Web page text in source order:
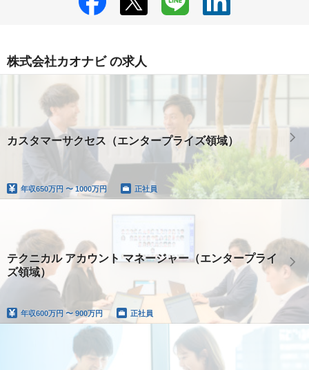
株式会社カオナビ の求人
カスタマーサクセス（エンタープライズ領域）
年収650万円 〜 1000万円 正社員
テクニカル アカウント マネージャー（エンタープライ
ズ領域）
年収600万円 〜 900万円 正社員